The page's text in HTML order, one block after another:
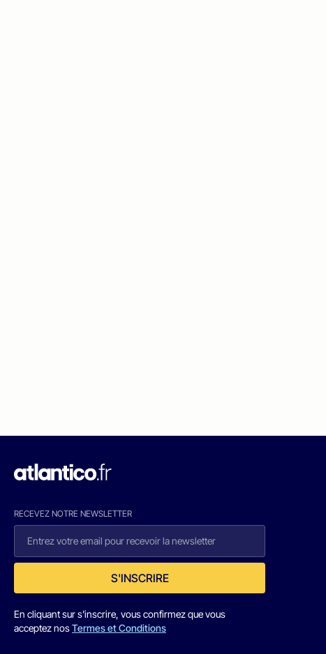
RECEVEZ NOTRE NEWSLETTER
S'INSCRIRE
En cliquant sur s'inscrire, vous confirmez que vous
acceptez nosTermes et Conditions